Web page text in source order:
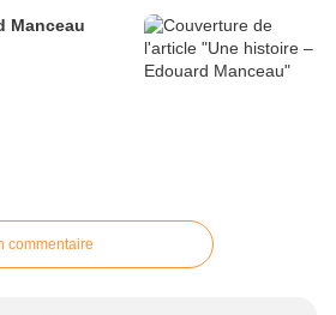
Manceau
commentaire